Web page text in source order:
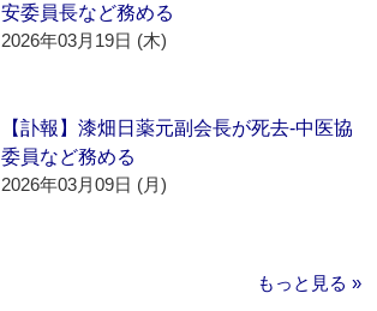
安委員長など務める
2026年03月19日 (木)
【訃報】漆畑日薬元副会長が死去‐中医協
委員など務める
2026年03月09日 (月)
もっと見る »